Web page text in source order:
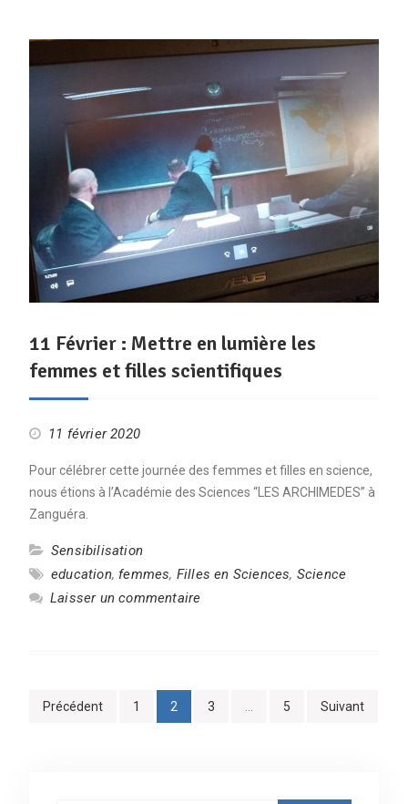
11 Février : Mettre en lumière les
femmes et filles scientifiques
11 février 2020
Pour célébrer cette journée des femmes et filles en science,
nous étions à l’Académie des Sciences “LES ARCHIMEDES” à
Zanguéra.
Sensibilisation
education, femmes, Filles en Sciences, Science
Laisser un commentaire
Pagination
Précédent 1 2 3 5 Suivant